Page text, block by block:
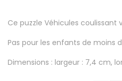
Ce puzzle Véhicules
Pas pour les enfants de moins
Dimensions : largeur : 7,4 cm,